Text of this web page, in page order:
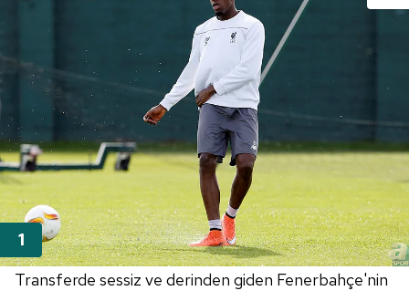
Transferde sessiz ve derinden giden Fenerbahçe'nin